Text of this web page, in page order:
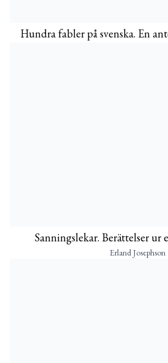
Hundra fabler på svenska. En
Sanningslekar. Berättelser ur
Erland Josephson